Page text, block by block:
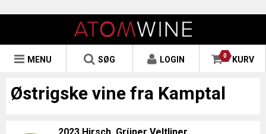
0 KURV
LOGIN
SØG
MENU
Østrigske vine fra Kamptal